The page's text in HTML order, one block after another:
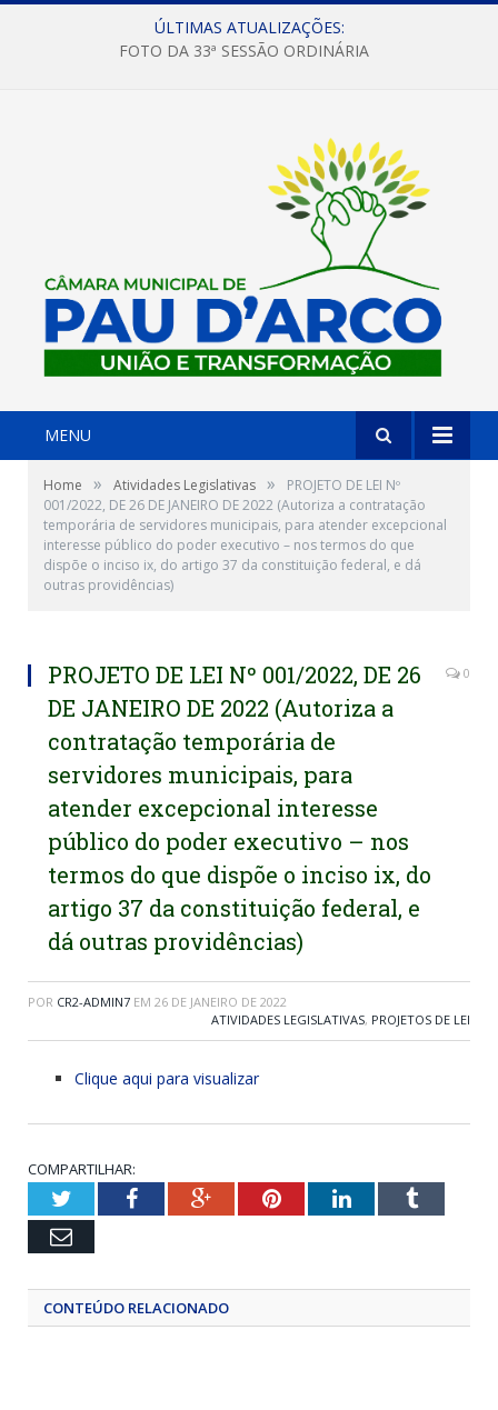
ÚLTIMAS ATUALIZAÇÕES:
FOTO DA 33ª SESSÃO ORDINÁRIA
MENU
Home » Atividades Legislativas »
PROJETO DE LEI Nº
001/2022, DE 26 DE JANEIRO DE 2022 (Autoriza a contratação
temporária de servidores municipais, para atender excepcional
interesse público do poder executivo – nos termos do que
dispõe o inciso ix, do artigo 37 da constituição federal, e dá
outras providências)
PROJETO DE LEI Nº 001/2022, DE 26
DE JANEIRO DE 2022 (Autoriza a
contratação temporária de
servidores municipais, para
atender excepcional interesse
público do poder executivo – nos
termos do que dispõe o inciso ix, do
artigo 37 da constituição federal, e
dá outras providências)
0
POR CR2-ADMIN7 EM 26 DE JANEIRO DE 2022
ATIVIDADES LEGISLATIVAS, PROJETOS DE LEI
Clique aqui para visualizar
COMPARTILHAR:
TwitterFacebookGoogle+PinterestLinkedInTumblr
Email
CONTEÚDO RELACIONADO